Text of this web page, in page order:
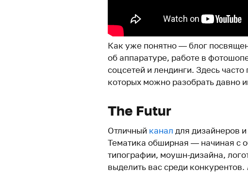
Как уже понятно — блог
об аппаратуре, работе в
соцсетей и лендинги. Здесь
которых можно разобрать давно
The Futur
Отличный канал для дизайнеров
Тематика обширная — начиная с
типографии, моушн-дизайна,
выделить вас среди конкурентов.